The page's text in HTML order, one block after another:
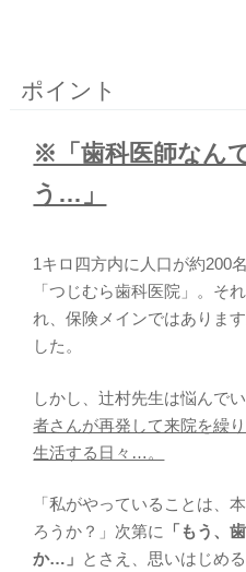
ポイント
※「歯科医師なん
う…」
1キロ四方内に人口が約200
「つじむら歯科医院」。そ
れ、保険メインではありま
した。
しかし、辻村先生は悩んで
者さんが再発して来院を繰
生活する日々…。
「私がやっていることは、
ろうか？」次第に
「もう、
か…」 とさえ、思いはじめ